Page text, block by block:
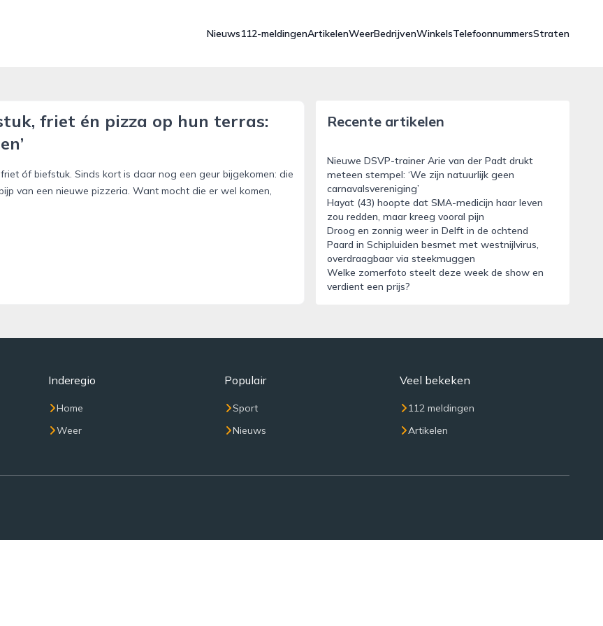
Nieuws112-meldingenArtikelenWeerBedrijvenWinkelsTelefoonnummersStraten
friet én pizza op hun terras:
óf biefstuk. Sinds kort is daar nog een geur bijgekomen: die
van een nieuwe pizzeria. Want mocht die er wel komen,
Recente artikelen
Nieuwe DSVP-trainer Arie van der Padt drukt
meteen stempel: ‘We zijn natuurlijk geen
carnavalsvereniging’
Hayat (43) hoopte dat SMA-medicijn haar leven
zou redden, maar kreeg vooral pijn
Droog en zonnig weer in Delft in de ochtend
Paard in Schipluiden besmet met westnijlvirus,
overdraagbaar via steekmuggen
Welke zomerfoto steelt deze week de show en
verdient een prijs?
Inderegio
Home
Weer
Populair
Sport
Nieuws
Veel bekeken
112 meldingen
Artikelen